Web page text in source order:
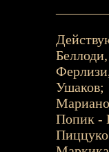
Ушаков;
Попик -